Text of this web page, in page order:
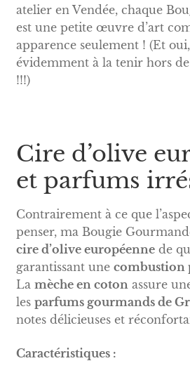
atelier en Vendée, chaque
est une petite œuvre d’art
apparence seulement ! (Et
évidemment à la tenir hors
!!!)
Cire d’olive
et parfums
Contrairement à ce que
penser, ma Bougie
cire d’olive européennede
garantissant une combustion
La mèche en cotonassure
les parfums gourmands de
notes délicieuses et
Caractéristiques :